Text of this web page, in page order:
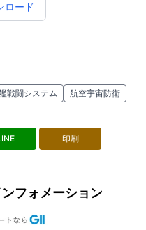
ロード
戦闘システム 航空宇宙防衛
印刷
フォメーション